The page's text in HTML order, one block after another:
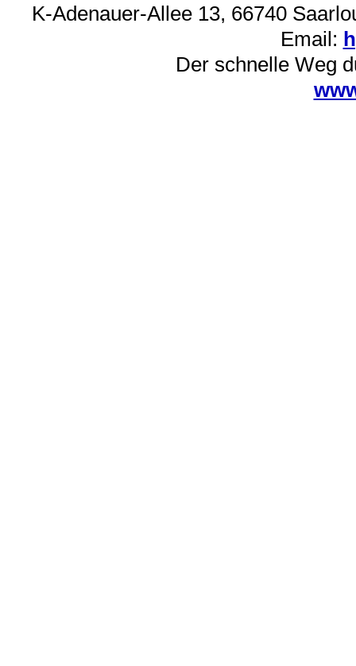
K-Adenauer-Allee 13, 66740
Email:
Der schnelle Weg